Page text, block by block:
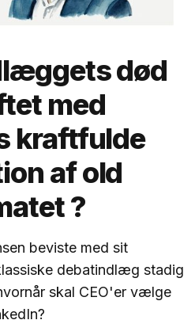
død
med
kraftfulde
af old
?
beviste med sit
debatindlæg stadig
skal CEO'er vælge